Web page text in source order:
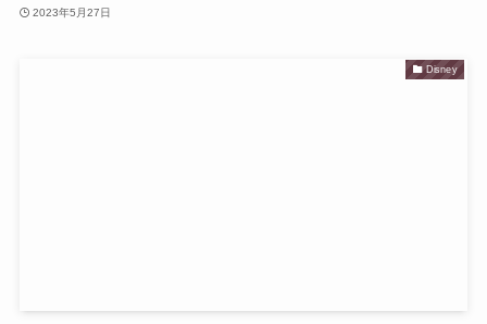
2023年5月27日
Disney